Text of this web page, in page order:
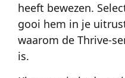
heeft bewezen.
gooi hem in je
waarom de Thrive-
is.